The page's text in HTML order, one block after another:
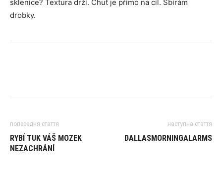
sklenice? Textura drží. Chuť je přímo na cíl. Sbírám
drobky.
попередня стаття
RYBÍ TUK VÁŠ MOZEK
NEZACHRÁNÍ
наступна стаття
DALLASMORNINGALARMS